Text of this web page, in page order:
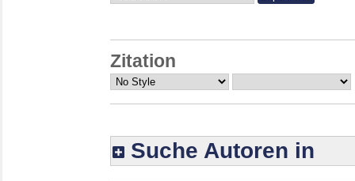
Zitation
Suche Autoren in